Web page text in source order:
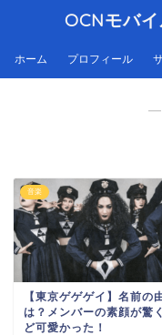
OCNモバ
ホーム プロフィール
―
音楽
【東京ゲゲゲイ】名前の
は？メンバーの素顔が驚
ど可愛かった！